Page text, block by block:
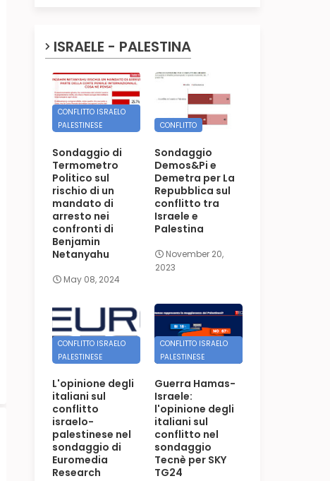
ISRAELE - PALESTINA
CONFLITTO ISRAELO
PALESTINESE
Sondaggio di
Termometro
Politico sul
rischio di un
mandato di
arresto nei
confronti di
Benjamin
Netanyahu
May 08, 2024
CONFLITTO
Sondaggio
Demos&Pi e
Demetra per La
Repubblica sul
conflitto tra
Israele e
Palestina
November 20,
2023
CONFLITTO ISRAELO
PALESTINESE
L'opinione degli
italiani sul
conflitto
israelo-
palestinese nel
sondaggio di
Euromedia
Research
CONFLITTO ISRAELO
PALESTINESE
Guerra Hamas-
Israele:
l'opinione degli
italiani sul
conflitto nel
sondaggio
Tecnè per SKY
TG24